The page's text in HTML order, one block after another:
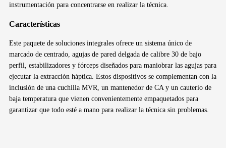
instrumentación para concentrarse en realizar la técnica.
Características
Este paquete de soluciones integrales ofrece un sistema único de
marcado de centrado, agujas de pared delgada de calibre 30 de bajo
perfil, estabilizadores y fórceps diseñados para maniobrar las agujas para
ejecutar la extracción háptica. Estos dispositivos se complementan con la
inclusión de una cuchilla MVR, un mantenedor de CA y un cauterio de
baja temperatura que vienen convenientemente empaquetados para
garantizar que todo esté a mano para realizar la técnica sin problemas.